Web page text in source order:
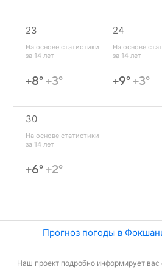
23
На основе статистики
за 14 лет
+8°+3°
24
На основе
за 14 лет
+9°+3°
30
На основе статистики
за 14 лет
+6°+2°
Прогноз погоды в
Наш проект подробно информирует